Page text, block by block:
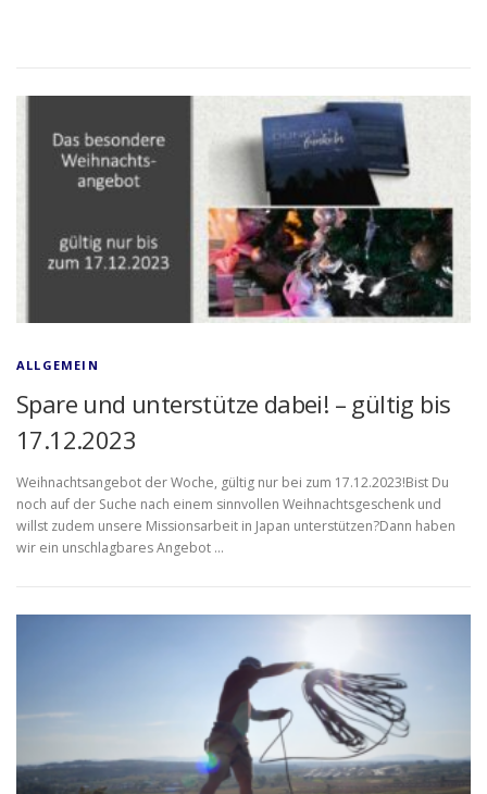
ALLGEMEIN
Spare und unterstütze dabei! – gültig bis
17.12.2023
Weihnachtsangebot der Woche, gültig nur bei zum 17.12.2023!Bist Du
noch auf der Suche nach einem sinnvollen Weihnachtsgeschenk und
willst zudem unsere Missionsarbeit in Japan unterstützen?Dann haben
wir ein unschlagbares Angebot …